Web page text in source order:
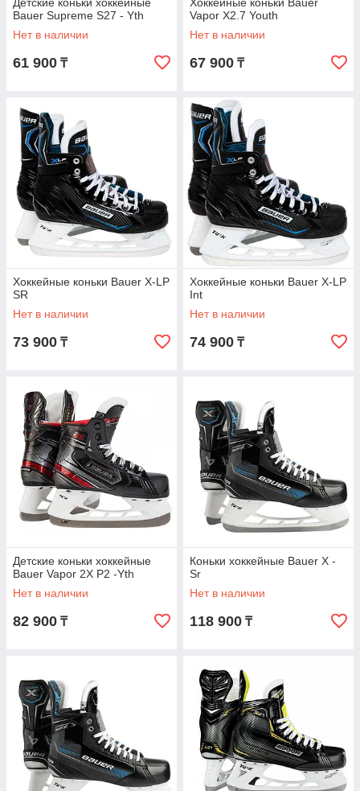
Bauer Supreme S27 - Yth
Нет в наличии
61 900 ₸
Vapor X2.7 Youth
Нет в наличии
67 900 ₸
Хоккейные коньки Bauer X-LP
SR
Нет в наличии
73 900 ₸
Хоккейные коньки Bauer X-LP
Int
Нет в наличии
74 900 ₸
Детские коньки хоккейные
Bauer Vapor 2X Р2 -Yth
Нет в наличии
82 900 ₸
Коньки хоккейные Bauer X -
Sr
Нет в наличии
118 900 ₸